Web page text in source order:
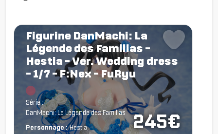
245€
Figurine DanMachi: La
Légende des Familias -
Hestia - Ver. Wedding dress
- 1/7 - F:Nex - FuRyu
Série :
DanMachi: La Légende des Familias
Personnage : Hestia